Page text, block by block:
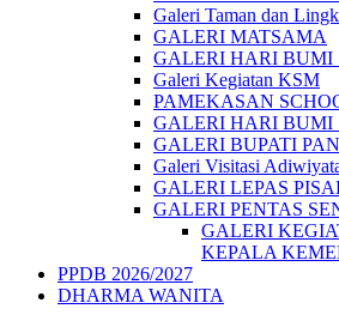
Galeri Taman dan
GALERI MATSAMA
GALERI HARI BUMI
Galeri Kegiatan KSM
PAMEKASAN
GALERI HARI BUMI
GALERI BUPATI
Galeri Visitasi
GALERI LEPAS
GALERI PENTAS
GALERI
KEPALA
PPDB 2026/2027
DHARMA WANITA